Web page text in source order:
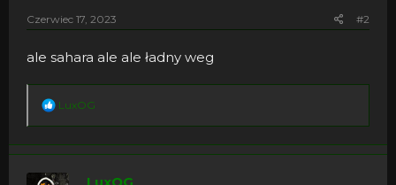
Czerwiec 17, 2023 #2
ale sahara ale ale ładny weg
R
c
i
LuxOG
LuxOG